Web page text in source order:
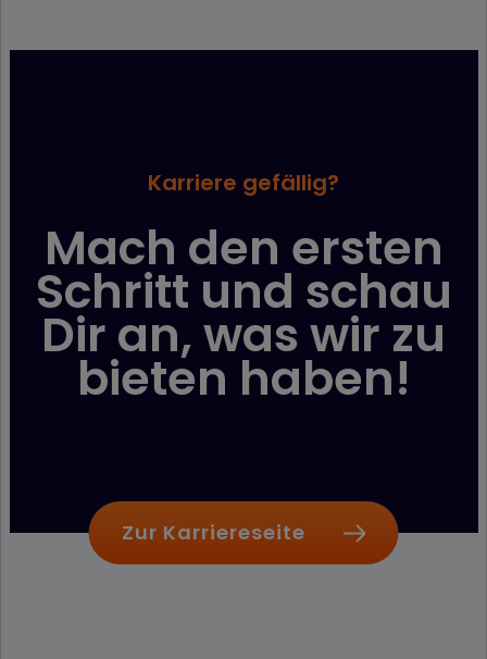
Karriere gefällig?
Mach den ersten
Schritt und schau
Dir an, was wir zu
bieten haben!
Zur Karriereseite